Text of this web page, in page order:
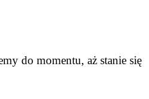
do momentu, aż stanie się